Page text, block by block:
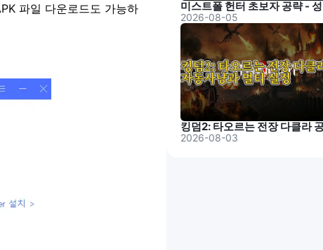
파일 다운로드도 가능하
2026-08-05
2026-08-03